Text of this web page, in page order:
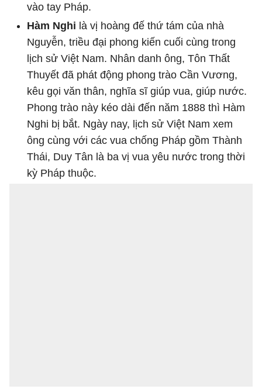
vào tay Pháp.
Hàm Nghi là vị hoàng đế thứ tám của nhà
Nguyễn, triều đại phong kiến cuối cùng trong
lịch sử Việt Nam. Nhân danh ông, Tôn Thất
Thuyết đã phát động phong trào Cần Vương,
kêu gọi văn thân, nghĩa sĩ giúp vua, giúp nước.
Phong trào này kéo dài đến năm 1888 thì Hàm
Nghi bị bắt. Ngày nay, lịch sử Việt Nam xem
ông cùng với các vua chống Pháp gồm Thành
Thái, Duy Tân là ba vị vua yêu nước trong thời
kỳ Pháp thuộc.